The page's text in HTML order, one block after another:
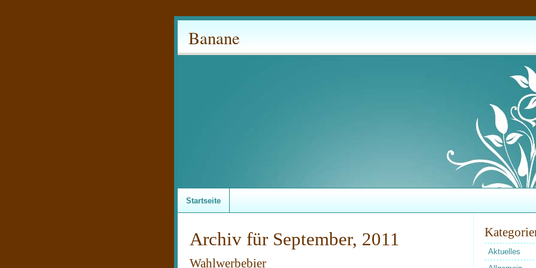
Banane
Startseite
Archiv für September, 2011
Wahlwerbebier
Aktuelles